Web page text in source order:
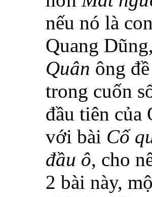
nếu nó là
Quang
Quân ông
trong cuốn
đầu tiên của
với bài Cố
đầu ô, cho
2 bài này,